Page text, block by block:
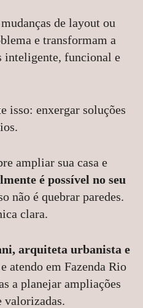
de layout ou
e transformam a
inteligente, funcional e
isso: enxergar soluções
ampliar sua casa e
é possível no seu
não é quebrar paredes.
clara.
arquiteta urbanista e
atendo em Fazenda Rio
a planejar ampliações
valorizadas.